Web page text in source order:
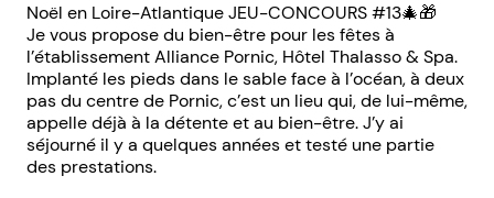
Noël en Loire-Atlantique JEU-CONCOURS #13🎄🎁
Je vous propose du bien-être pour les fêtes à
l’établissement Alliance Pornic, Hôtel Thalasso & Spa.
Implanté les pieds dans le sable face à l’océan, à deux
pas du centre de Pornic, c’est un lieu qui, de lui-même,
appelle déjà à la détente et au bien-être. J’y ai
séjourné il y a quelques années et testé une partie
des prestations.